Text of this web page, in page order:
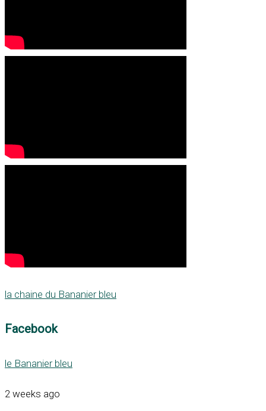
la chaine du Bananier bleu
Facebook
le Bananier bleu
2 weeks ago